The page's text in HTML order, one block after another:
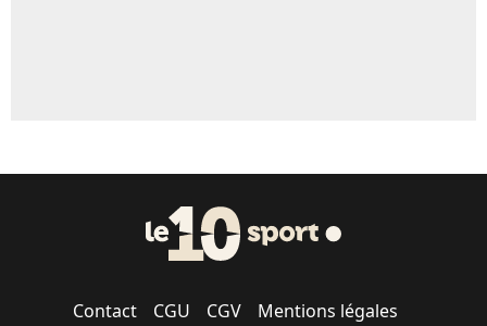
Contact CGU CGV Mentions légales